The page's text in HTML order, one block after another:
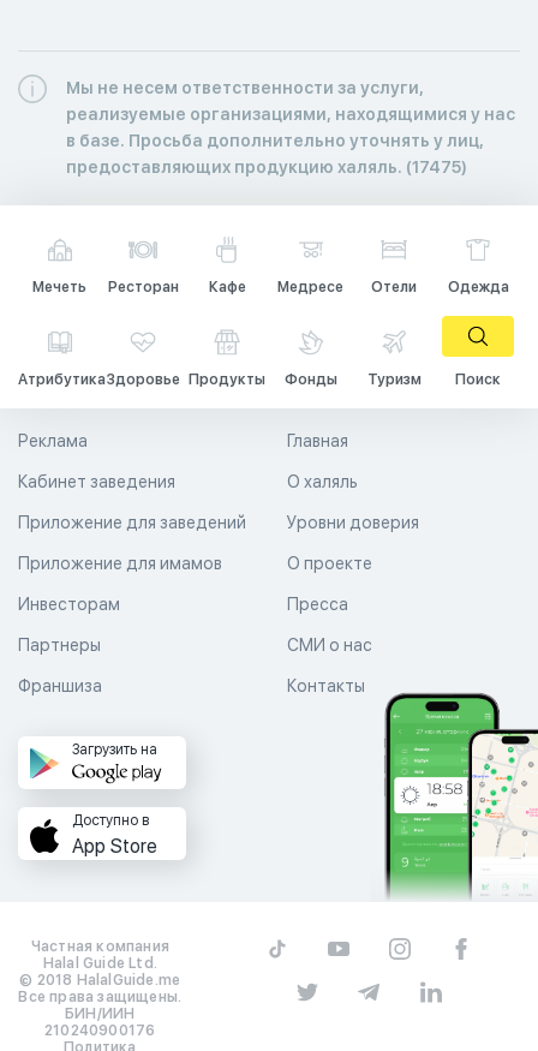
Мы не несем ответственности за услуги,
реализуемые организациями, находящимися у нас
в базе. Просьба дополнительно уточнять у лиц,
предоставляющих продукцию халяль. (17475)
Мечеть Ресторан Кафе Медресе Отели Одежда
АтрибутикаЗдоровье Продукты Фонды Туризм Поиск
Главная
О халяль
Уровни доверия
Реклама
Кабинет заведения
Приложение для заведений
Приложение для имамов О проекте
Пресса
СМИ о нас
Контакты
Инвесторам
Партнеры
Франшиза
Загрузить на
Доступно в
App Store
Частная компания
Halal Guide Ltd.
© 2018 HalalGuide.me
Все права защищены.
БИН/ИИН
210240900176
Политика